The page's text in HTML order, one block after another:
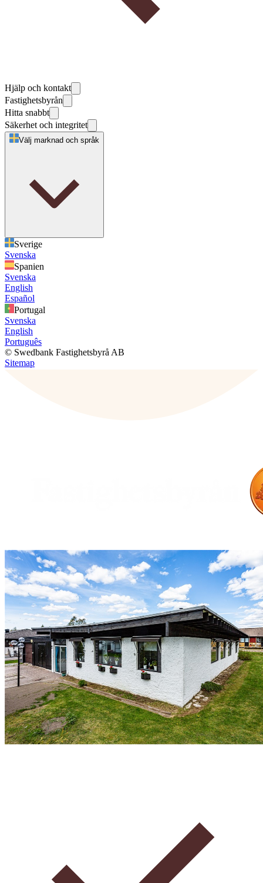
Hjälp och kontakt
Fastighetsbyrån
Hitta snabbt
Säkerhet och integritet
Välj marknad och språk
Sverige
Svenska
Spanien
Svenska
English
Español
Portugal
Svenska
English
Português
© Swedbank Fastighetsbyrå AB
Sitemap